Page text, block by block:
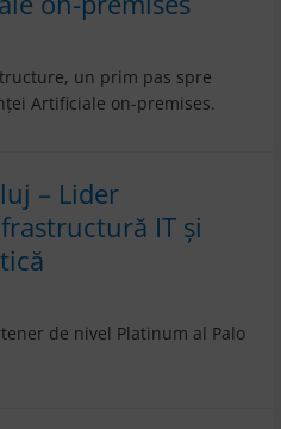
un prim pas spre
Artificiale on-premises.
– Lider
IT și
de nivel Platinum al Palo